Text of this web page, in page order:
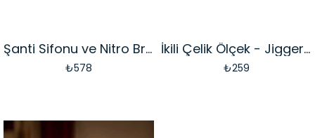
Şanti Sifonu ve Nitro Brew Tüpü - 10lu (KST-08)
₺578
İkili Çelik Ölçek - Jigger 30/60 Ml (JIG-3060)
₺259